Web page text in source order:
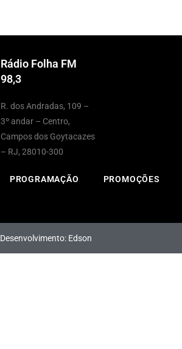
Rádio Folha FM
98,3
R. dos Andradas, 109 –
3º andar – Centro,
Campos dos Goytacazes
– RJ, 28010-300
PROGRAMAÇÃO PROMOÇÕES
Desenvolvimento: Edson